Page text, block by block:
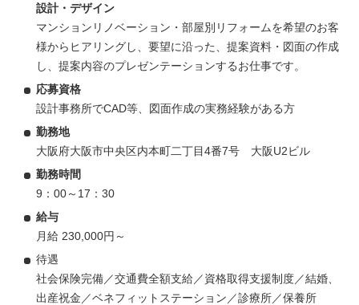
設計・デザイン
マンションリノベーション・部屋別リフォームを希望のお客
様からヒアリングし、要望に沿った、提案資料・図面の作成
し、提案内容のプレゼンテーションするお仕事です。
応募資格
設計事務所でCAD等、図面作成の実務経験がある方
勤務地
大阪府大阪市中央区内本町二丁目4番7号 大阪U2ビル
勤務時間
9：00～17：30
給与
月給 230,000円～
待遇
社会保険完備／交通費全額支給／資格取得支援制度／結婚、
出産祝金／ベネフィットステーション／診療所／保養所